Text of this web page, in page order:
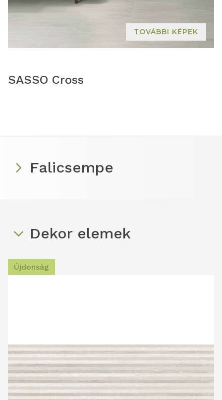
TOVÁBBI KÉPEK
SASSO Cross
Falicsempe
Dekor elemek
Újdonság